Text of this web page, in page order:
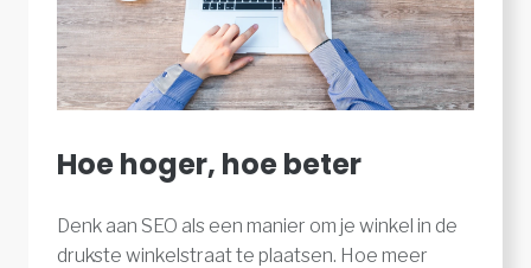
Hoe hoger, hoe beter
Denk aan SEO als een manier om je winkel in de
drukste winkelstraat te plaatsen. Hoe meer